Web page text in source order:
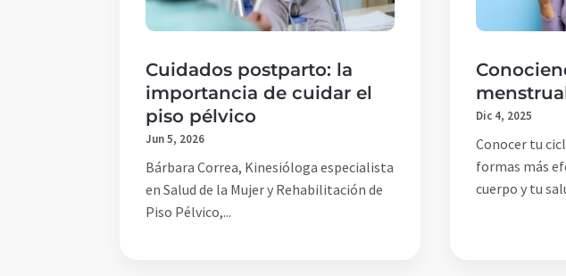
Cuidados postparto: la
importancia de cuidar el
piso pélvico
Jun 5, 2026
Bárbara Correa, Kinesióloga especialista
en Salud de la Mujer y Rehabilitación de
Piso Pélvico,...
Dic 4, 2025
Conocer tu
formas más
cuerpo y tu